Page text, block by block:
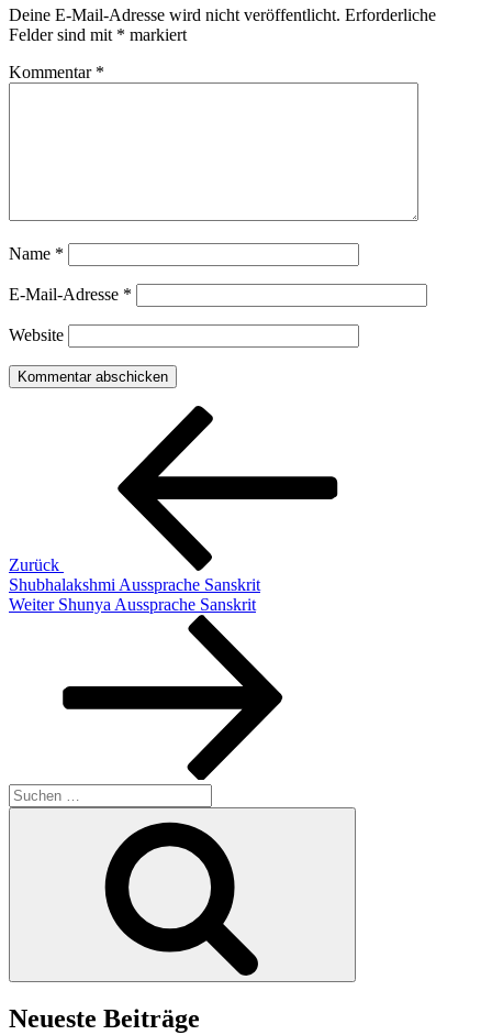
Deine E-Mail-Adresse wird nicht veröffentlicht. Erforderliche
Felder sind mit * markiert
Kommentar *
Name *
E-Mail-Adresse *
Website
Beitragsnavigation
Zurück
Shubhalakshmi Aussprache Sanskrit
Nächster
Weiter Shunya Aussprache Sanskrit
Suchen
nach:
Neueste Beiträge